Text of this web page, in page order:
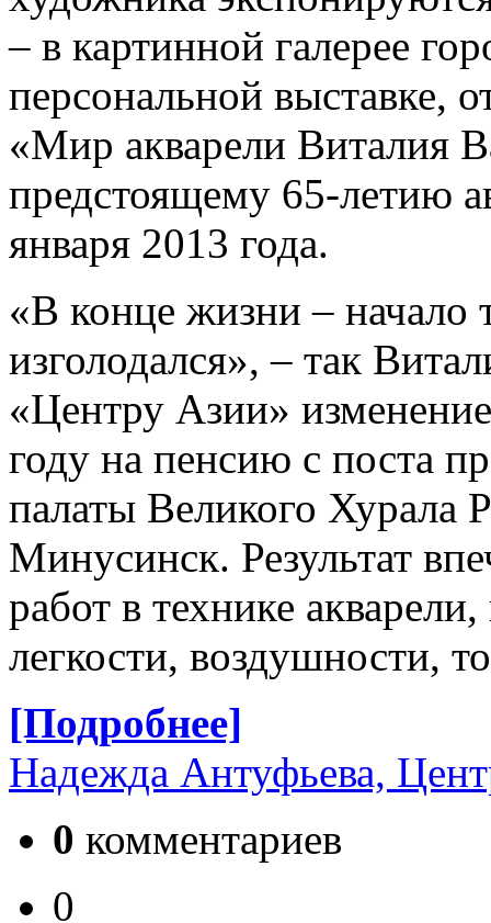
– в картинной галерее
персональной выставке,
«Мир акварели Виталия
предстоящему 65-летию
января 2013 года.
«В конце жизни – начало
изголодался», – так
«Центру Азии»
году на пенсию с поста
палаты Великого Хурала
Минусинск. Результат
работ в технике
легкости, воздушности,
[Подробнее]
Надежда Антуфьева,
0 комментариев
0